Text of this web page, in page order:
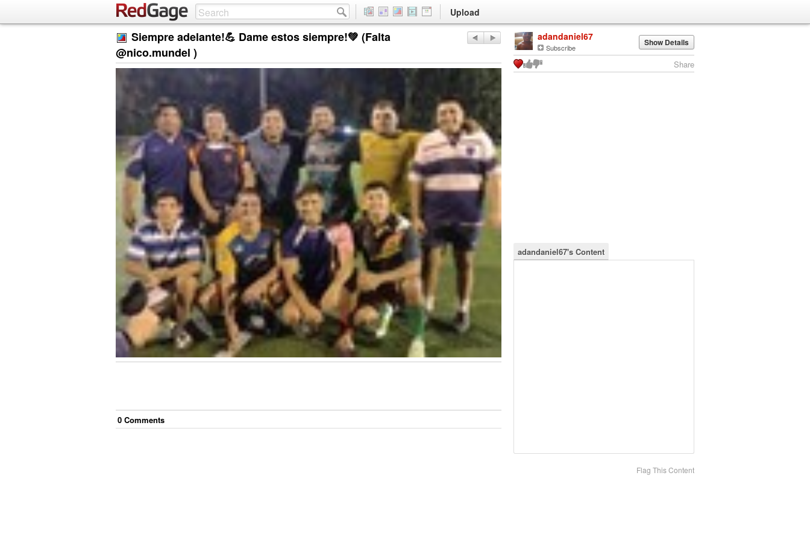
Upload
Siempre adelante!💪 Dame estos siempre!💚 (Falta
@nico.mundel )
0 Comments
adandaniel67
Subscribe Show Details
Share
adandaniel67's Content
Flag This Content